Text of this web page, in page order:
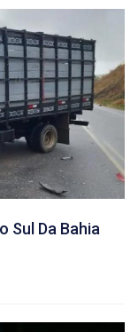
Sul Da Bahia